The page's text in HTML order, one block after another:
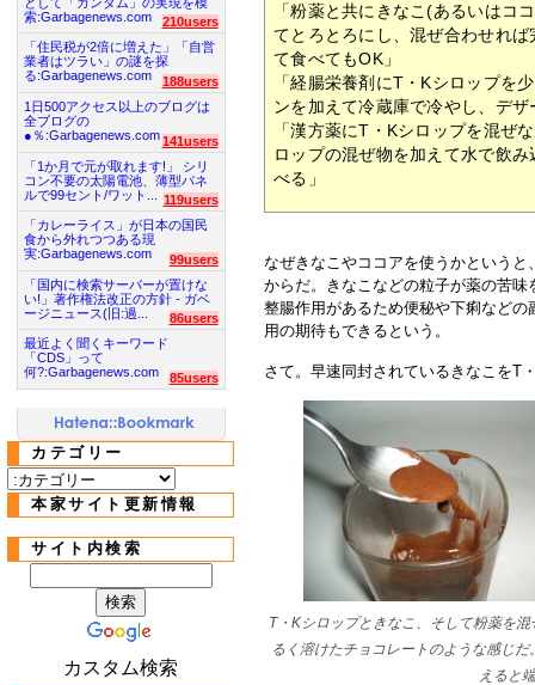
「粉薬と共にきなこ(あるいはコ
てとろとろにし、混ぜ合わせれ
て食べてもOK」
「経腸栄養剤にT・Kシロップを
ンを加えて冷蔵庫で冷やし、デ
「漢方薬にT・Kシロップを混ぜ
ロップの混ぜ物を加えて水で飲
べる」
なぜきなこやココアを使うかという
からだ。きなこなどの粒子が薬の苦
整腸作用があるため便秘や下痢など
用の期待もできるという。
さて。早速同封されているきなこをT
T・Kシロップときなこ、そして粉薬を
るく溶けたチョコレートのような感じ
えると
索:Garbagenews.com
210users
「住民税が2倍に増えた」「自営
業者はツラい」の謎を探
る:Garbagenews.com
188users
1日500アクセス以上のブログは
全ブログの
●％:Garbagenews.com 141users
「1か月で元が取れます!」 シリ
コン不要の太陽電池、薄型パネ
ルで99セント/ワット...
119users
「カレーライス」が日本の国民
食から外れつつある現
実:Garbagenews.com
99users
「国内に検索サーバーが置けな
い!」著作権法改正の方針 - ガベ
ージニュース(旧:過...
86users
最近よく聞くキーワード
「CDS」って
何?:Garbagenews.com
85users
カテゴリー
本家サイト更新情報
サイト内検索
カスタム検索